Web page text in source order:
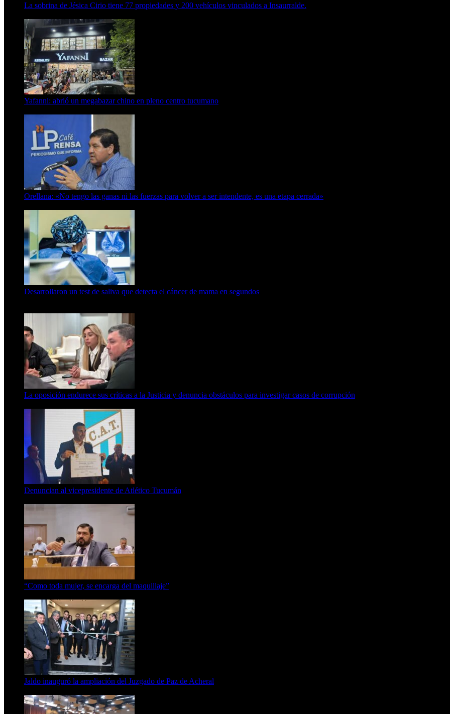
La sobrina de Jésica Cirio tiene 77 propiedades y 200 vehículos vinculados a Insaurralde.
Yafanni: abrió un megabazar chino en pleno centro tucumano
Orellana: «No tengo las ganas ni las fuerzas para volver a ser intendente, es una etapa cerrada»
Desarrollaron un test de saliva que detecta el cáncer de mama en segundos
La oposición endurece sus críticas a la Justicia y denuncia obstáculos para investigar casos de corrupción
Denuncian al vicepresidente de Atlético Tucumán
“Como toda mujer, se encarga del maquillaje”
Jaldo inauguró la ampliación del Juzgado de Paz de Acheral